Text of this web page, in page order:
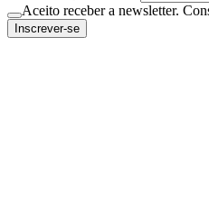
Aceito receber a newsletter.
Inscrever-se